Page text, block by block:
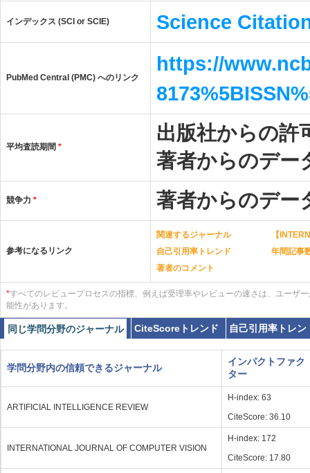
インデックス (SCI or SCIE) Science
PubMed Central (PMC) へのリンク
https://
平均査読期間 *
出版社からの許
著者からのデ
競争力 * 著者からのデ
参考になるリンク
関連するジャーナル
【
自己引用率トレンド
年間記事
著者のコメント
*すべてのレビュープロセスの指標、例えば受理率やレビューの速さは、ユーザ
能性があります。
同じ学問分野のジャーナル CiteScoreトレンド 自己引用率トレン
学問分野内の信頼できるジャーナル
インパクトファク
ター
ARTIFICIAL INTELLIGENCE REVIEW
H-index: 63
CiteScore: 36.10
INTERNATIONAL JOURNAL OF COMPUTER VISION
H-index: 172
CiteScore: 17.80